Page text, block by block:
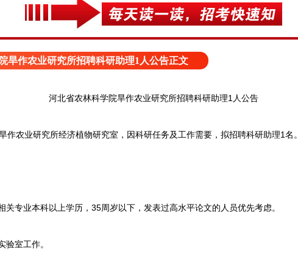
旱作农业研究所招聘科研助理1人公告正文
河北省农林科学院旱作农业研究所招聘科研助理1人公告
农业研究所经济植物研究室，因科研任务及工作需要，拟招聘科研助理1名。
专业本科以上学历，35周岁以下，发表过高水平论文的人员优先考虑。
室工作。